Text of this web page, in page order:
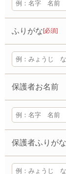
ふりがな[必須]
保護者お名前
保護者ふりがな